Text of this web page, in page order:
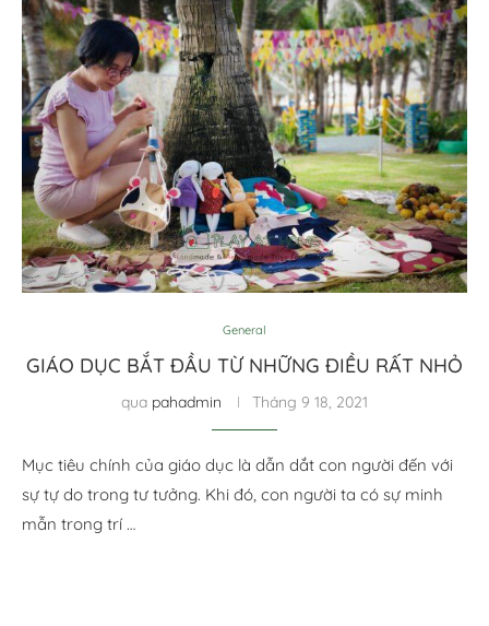
General
GIÁO DỤC BẮT ĐẦU TỪ NHỮNG ĐIỀU RẤT NHỎ
qua pahadmin Tháng 9 18, 2021
Mục tiêu chính của giáo dục là dẫn dắt con người đến với
sự tự do trong tư tưởng. Khi đó, con người ta có sự minh
mẫn trong trí …